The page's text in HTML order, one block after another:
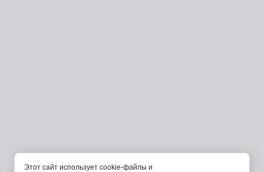
Этот сайт использует cookie-файлы и